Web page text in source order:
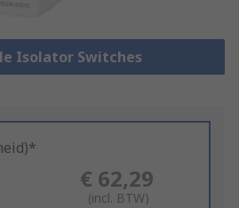
Isolator Switches
€ 62,29
(incl. BTW)